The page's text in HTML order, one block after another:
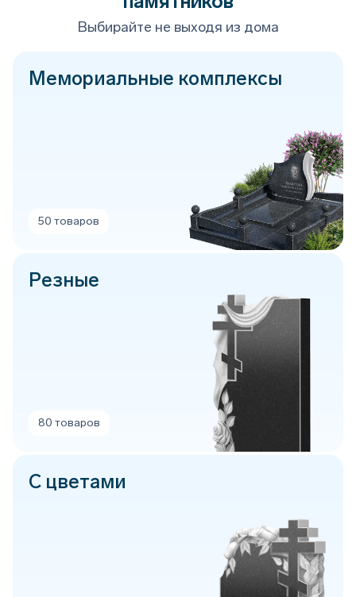
Выбирайте не выходя из дома
Мемориальные комплексы
50 товаров
Резные
80 товаров
С цветами